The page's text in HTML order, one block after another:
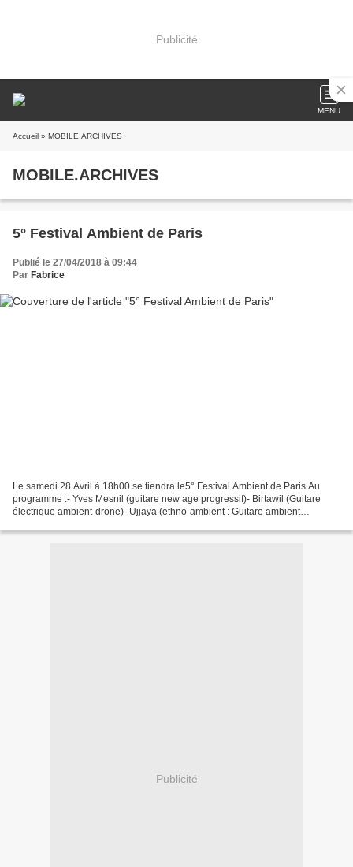
Publicité
MENU
Accueil » MOBILE.ARCHIVES
MOBILE.ARCHIVES
5° Festival Ambient de Paris
Publié le 27/04/2018 à 09:44
Par Fabrice
Le samedi 28 Avril à 18h00 se tiendra le5° Festival Ambient de Paris.Au
programme :- Yves Mesnil (guitare new age progressif)- Birtawil (Guitare
électrique ambient-drone)- Ujjaya (ethno-ambient : Guitare ambient
Publicité